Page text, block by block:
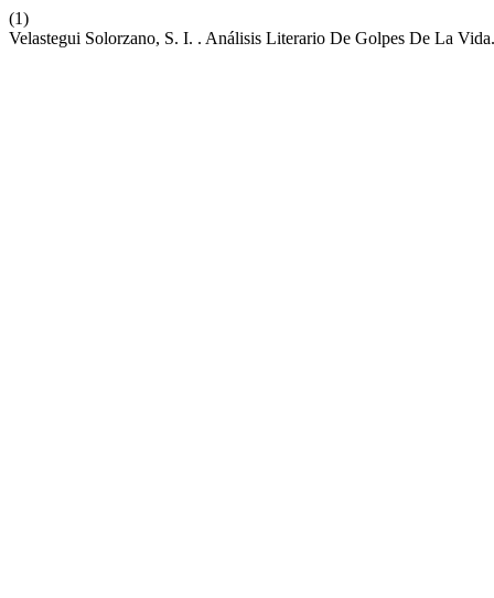
(1)
Velastegui Solorzano, S. I. . Análisis Literario De Golpes De La